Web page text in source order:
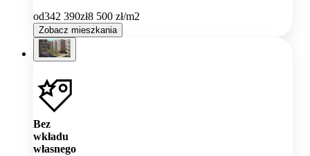
od342 390zł8 500 zł/m2
Zobacz mieszkania
Bez
wkładu
własnego